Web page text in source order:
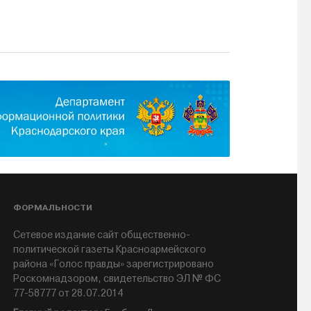
ФОРМАЛЬНОСТИ
Сетевое издание сайт общественно-
политической газеты Красноармейского
района «Голос правды» зарегистрировано
Роскомнадзором, свидетельство ЭЛ № ФС
77-58777 от 28.07.2014